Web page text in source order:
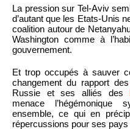
La pression sur Tel-Aviv
d’autant que les Etats-Unis
coalition autour de
Washington comme à
gouvernement.
Et trop occupés à sauver
changement du rapport
Russie et ses alliés des
menace l’hégémonique
ensemble, ce qui en
répercussions pour ses pays